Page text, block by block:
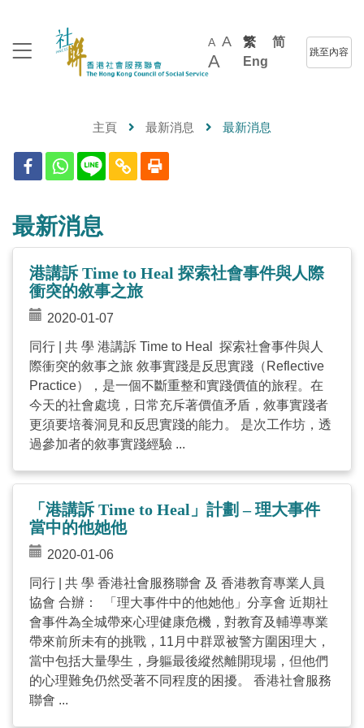
A A
A
繁
简
Eng
跳至內容
主頁 最新消息 最新消息
最新消息
港講訴 Time to Heal 探索社會事件與人際
衝突的敘事之旅
2020-01-07
同行 | 共 學 港講訴 Time to Heal 探索社會事件與人
際衝突的敘事之旅 敘事實踐是反思實踐（Reflective
Practice），是一個不斷重整和實踐價值的旅程。在
今天的社會處境，日常充斥著價值矛盾，敘事實踐者
更須要培養洞見和反思實踐的能力。 是次工作坊，透
過參加者的敘事實踐經驗 ...
「港講訴 Time to Heal」計劃 – 理大事件
當中的他她他
2020-01-06
同行 | 共 學 香港社會服務聯會 及 香港教育專業人員
協會 合辦： 「理大事件中的他她他」分享會 近期社
會事件為全城帶來心理健康危機，對教育及輔導專業
帶來前所未有的挑戰，11月中群眾被警方圍困理大，
當中包括大量學生，身軀最後縱然離開現場，但他們
的心理難免仍然受著不同程度的困擾。 香港社會服務
聯會 ...